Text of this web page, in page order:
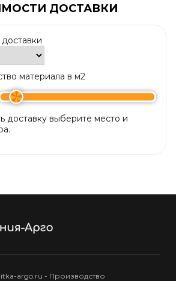
ДОСТАВКИ
материала в м2
доставку выберите место и
argo.ru - Производство